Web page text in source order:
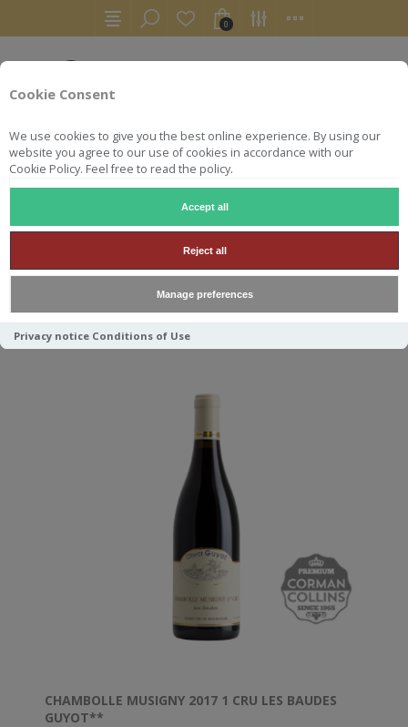
Cookie Consent
We use cookies to give you the best online experience. By using our
website you agree to our use of cookies in accordance with our
Cookie Policy. Feel free to read the policy.
Accept all
Reject all
Manage preferences
Privacy notice Conditions of Use
0
OLIVIER GUYOT
CHAMBOLLE MUSIGNY 2017 1 CRU LES BAUDES
GUYOT**